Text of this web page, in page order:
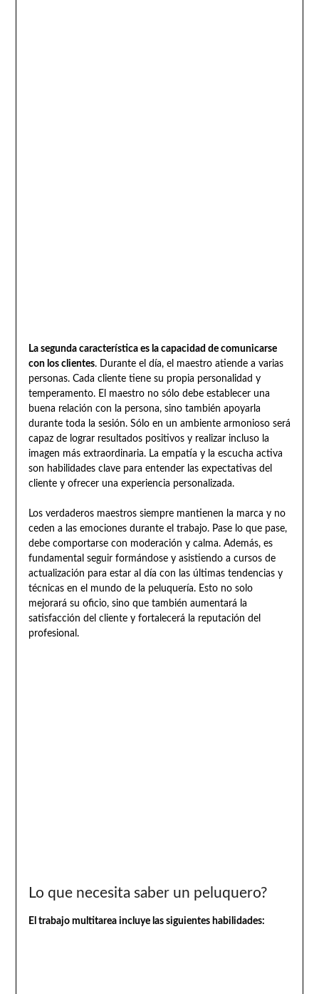
La segunda característica es la capacidad de comunicarse
con los clientes. Durante el día, el maestro atiende a varias
personas. Cada cliente tiene su propia personalidad y
temperamento. El maestro no sólo debe establecer una
buena relación con la persona, sino también apoyarla
durante toda la sesión. Sólo en un ambiente armonioso será
capaz de lograr resultados positivos y realizar incluso la
imagen más extraordinaria. La empatía y la escucha activa
son habilidades clave para entender las expectativas del
cliente y ofrecer una experiencia personalizada.
Los verdaderos maestros siempre mantienen la marca y no
ceden a las emociones durante el trabajo. Pase lo que pase,
debe comportarse con moderación y calma. Además, es
fundamental seguir formándose y asistiendo a cursos de
actualización para estar al día con las últimas tendencias y
técnicas en el mundo de la peluquería. Esto no solo
mejorará su oficio, sino que también aumentará la
satisfacción del cliente y fortalecerá la reputación del
profesional.
Lo que necesita saber un peluquero?
El trabajo multitarea incluye las siguientes habilidades: